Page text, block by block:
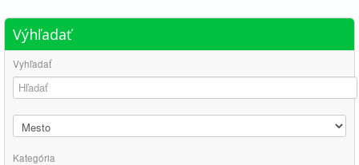
Výhľadať
Vyhľadať
Kategória